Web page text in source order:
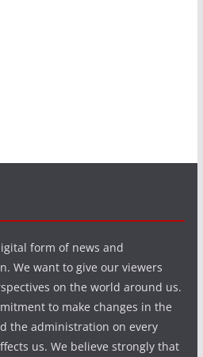
form of news and
We want to give our viewers
on the world around us.
to make changes in the
the administration on every
us. We believe strongly that